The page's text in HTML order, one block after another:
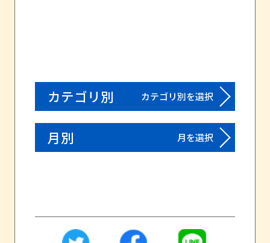
カテゴリ別 カテゴリ別を選択
月別 月を選択